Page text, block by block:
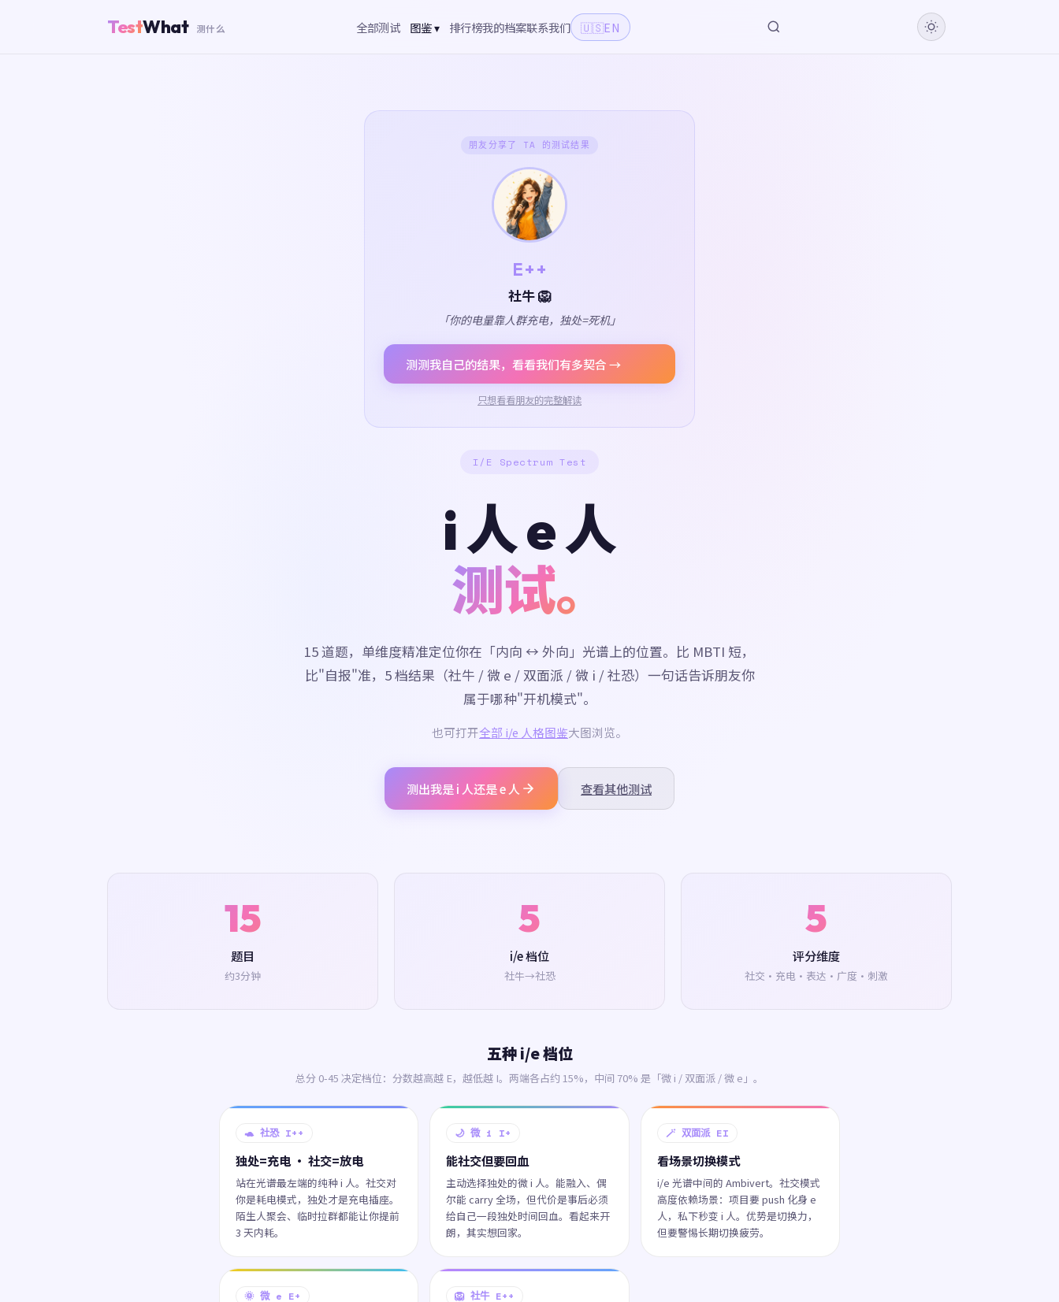
TestWhat 测什么 全部测试 图鉴 ▾ 排行榜我的档案联系我们 🇺🇸EN
朋友分享了 TA 的测试结果
E++
社牛 🦁
「你的电量靠人群充电，独处=死机」
测测我自己的结果，看看我们有多契合 →
只想看看朋友的完整解读
I/E Spectrum Test
i 人 e 人
测试。
15 道题，单维度精准定位你在「内向 ↔ 外向」光谱上的位置。比 MBTI 短，
比"自报"准，5 档结果（社牛 / 微 e / 双面派 / 微 i / 社恐）一句话告诉朋友你
属于哪种"开机模式"。
也可打开全部 i/e 人格图鉴大图浏览。
测出我是 i 人还是 e 人 查看其他测试
15
题目
约3分钟
5
i/e 档位
社牛→社恐
5
评分维度
社交·充电·表达·广度·刺激
五种 i/e 档位
总分 0-45 决定档位：分数越高越 E，越低越 I。两端各占约 15%，中间 70% 是「微 i / 双面派 / 微 e」。
🐢 社恐 I++
独处=充电 · 社交=放电
站在光谱最左端的纯种 i 人。社交对
你是耗电模式，独处才是充电插座。
陌生人聚会、临时拉群都能让你提前
3 天内耗。
🌙 微 i I+
能社交但要回血
主动选择独处的微 i 人。能融入、偶
尔能 carry 全场，但代价是事后必须
给自己一段独处时间回血。看起来开
朗，其实想回家。
🪄 双面派 EI
看场景切换模式
i/e 光谱中间的 Ambivert。社交模式
高度依赖场景：项目要 push 化身 e
人，私下秒变 i 人。优势是切换力，
但要警惕长期切换疲劳。
🌞 微 e E+ 🦁 社牛 E++